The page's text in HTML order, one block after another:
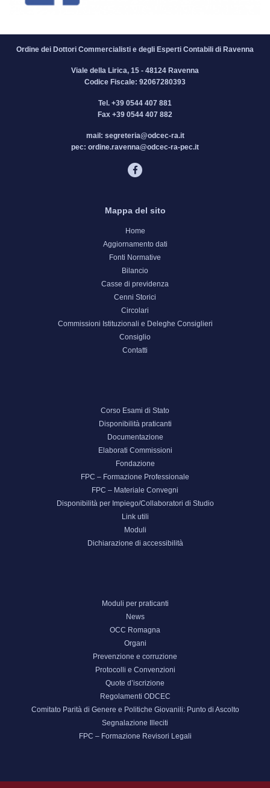
Ordine dei Dottori Commercialisti e degli Esperti Contabili di Ravenna
Viale della Lirica, 15 - 48124 Ravenna
Codice Fiscale: 92067280393
Tel. +39 0544 407 881
Fax +39 0544 407 882
mail: segreteria@odcec-ra.it
pec: ordine.ravenna@odcec-ra-pec.it
Mappa del sito
Home
Aggiornamento dati
Fonti Normative
Bilancio
Casse di previdenza
Cenni Storici
Circolari
Commissioni Istituzionali e Deleghe Consiglieri
Consiglio
Contatti
Corso Esami di Stato
Disponibilità praticanti
Documentazione
Elaborati Commissioni
Fondazione
FPC – Formazione Professionale
FPC – Materiale Convegni
Disponibilità per Impiego/Collaboratori di Studio
Link utili
Moduli
Dichiarazione di accessibilità
Moduli per praticanti
News
OCC Romagna
Organi
Prevenzione e corruzione
Protocolli e Convenzioni
Quote d’iscrizione
Regolamenti ODCEC
Comitato Parità di Genere e Politiche Giovanili: Punto di Ascolto
Segnalazione Illeciti
FPC – Formazione Revisori Legali